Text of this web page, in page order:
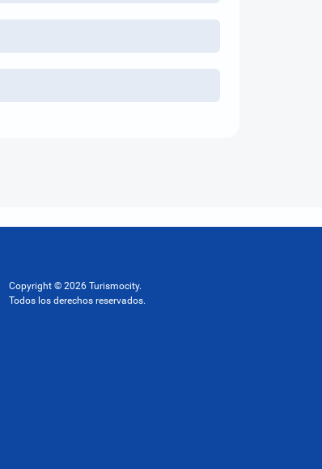
Copyright © 2026 Turismocity.
Todos los derechos reservados.